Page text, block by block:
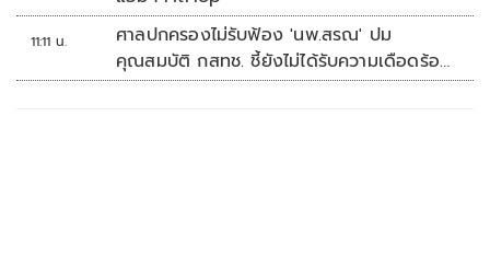
11:11 น.
ศาลปกครองไม่รับฟ้อง 'นพ.สรณ' ปม
คุณสมบัติ กสทช. ชี้ยังไม่ได้รับความเดือดร้อน
เสียหาย